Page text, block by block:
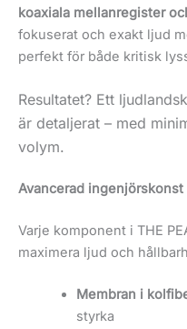
koaxiala mellanregister
fokuserat och exakt ljud
perfekt för både kritisk
Resultatet? Ett
är detaljerat – med
volym.
Avancerad ingenjörskonst
Varje komponent i THE
maximera ljud och
Membran i
styrka